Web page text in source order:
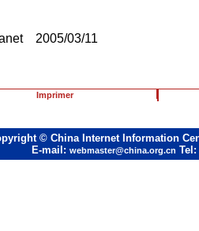
2005/03/11
Imprimer
© China Internet Information
E-mail: webmaster@china.org.cn Tel: